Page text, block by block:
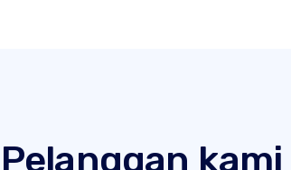
Pelanggan